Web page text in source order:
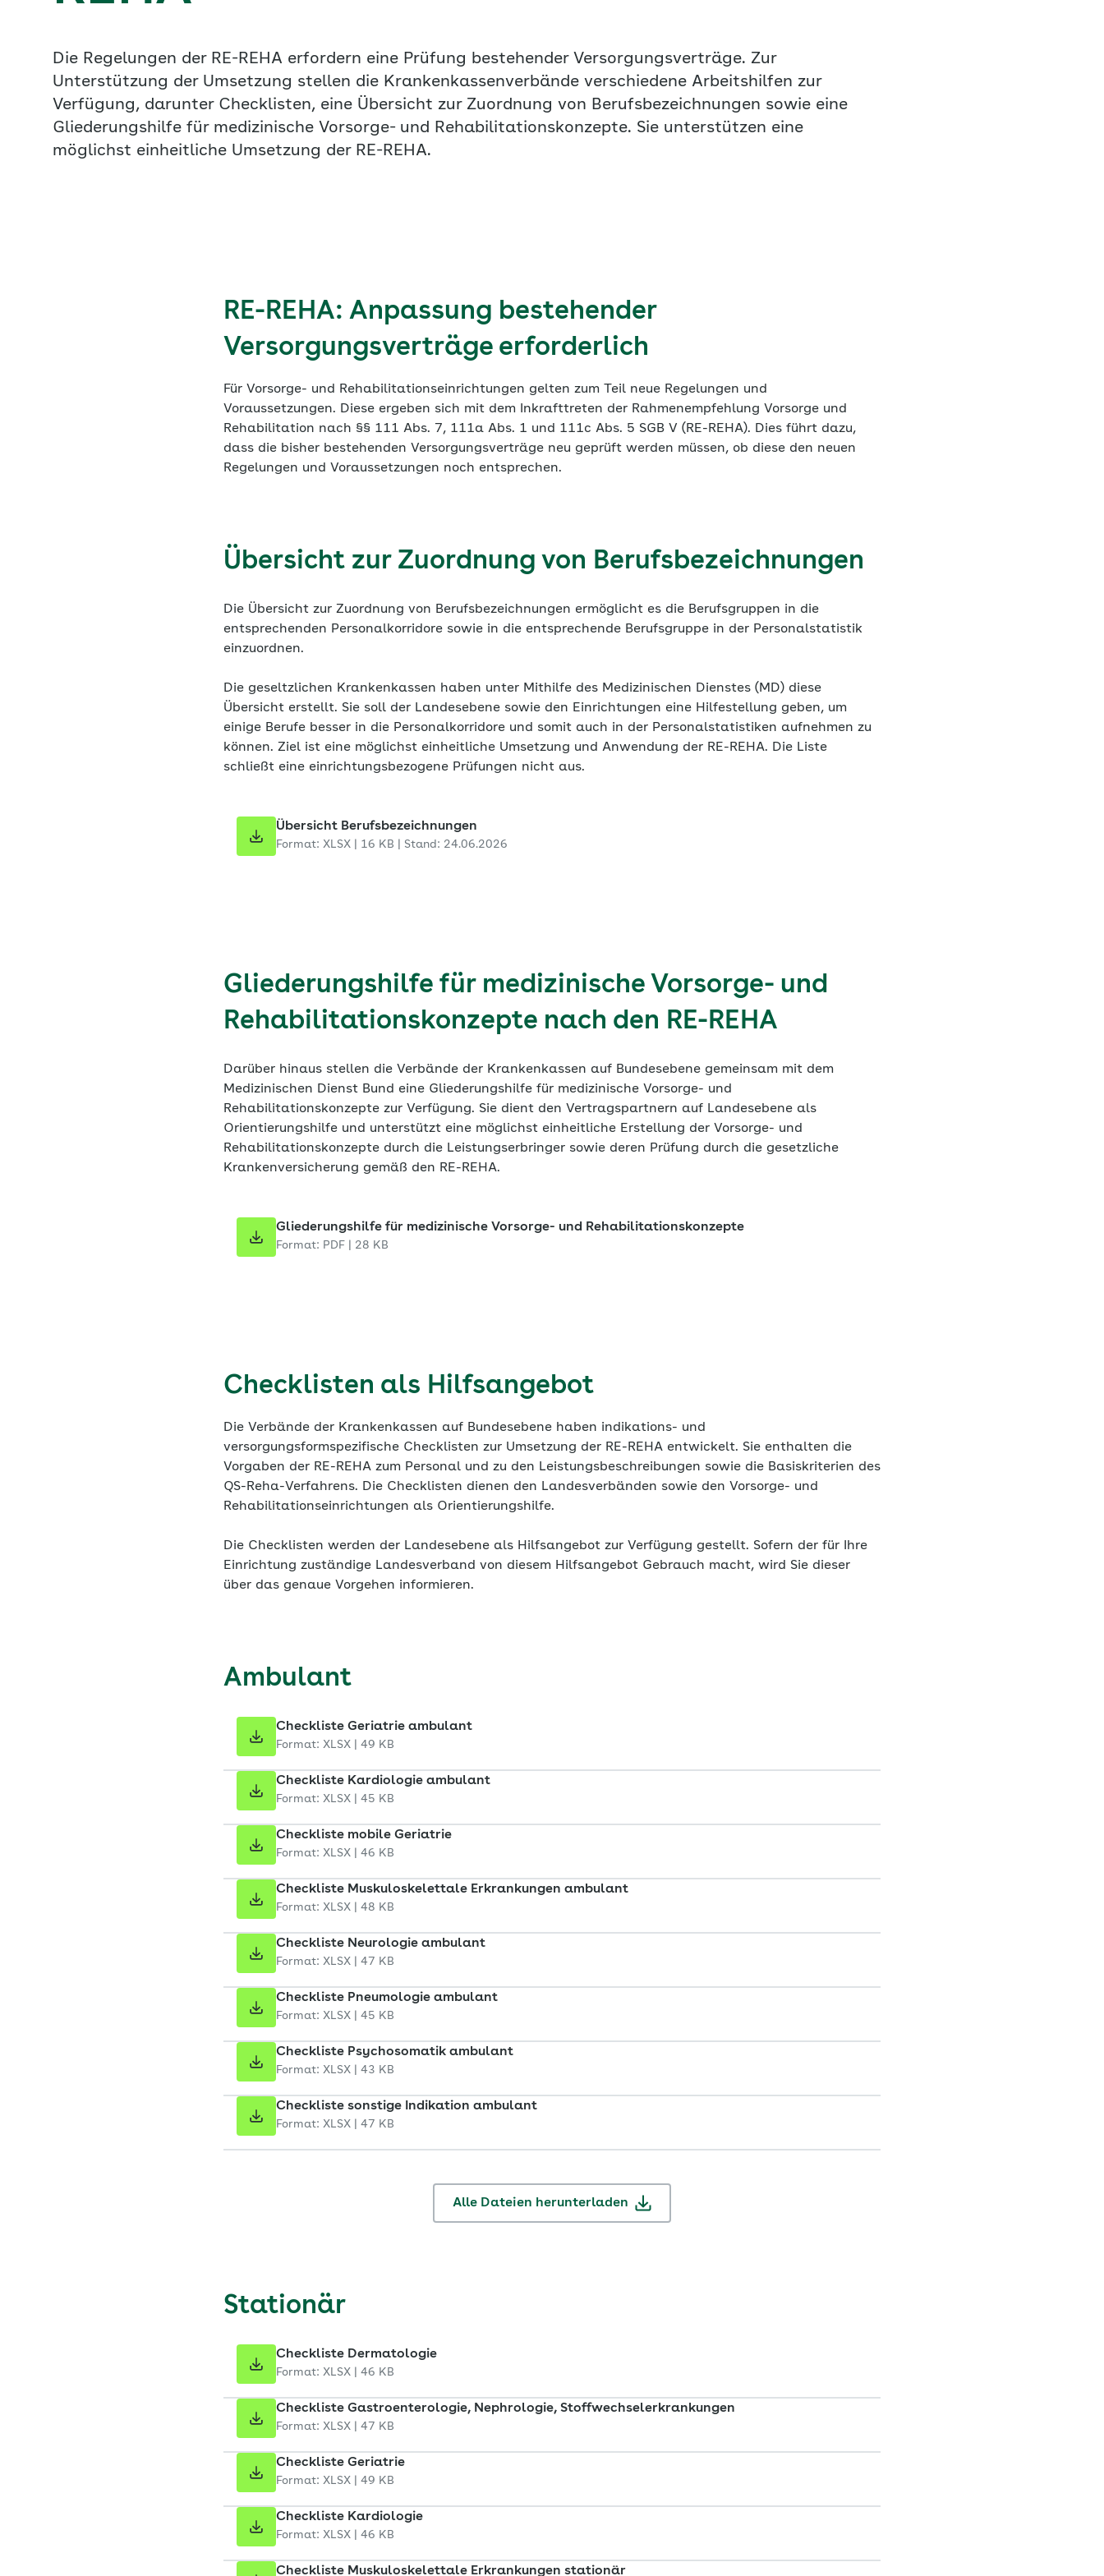
Die Regelungen der RE-REHA erfordern eine Prüfung bestehender Versorgungsverträge. Zur
Unterstützung der Umsetzung stellen die Krankenkassenverbände verschiedene Arbeitshilfen zur
Verfügung, darunter Checklisten, eine Übersicht zur Zuordnung von Berufsbezeichnungen sowie eine
Gliederungshilfe für medizinische Vorsorge- und Rehabilitationskonzepte. Sie unterstützen eine
möglichst einheitliche Umsetzung der RE-REHA.
RE-REHA: Anpassung bestehender
Versorgungsverträge erforderlich
Für Vorsorge- und Rehabilitationseinrichtungen gelten zum Teil neue Regelungen und
Voraussetzungen. Diese ergeben sich mit dem Inkrafttreten der Rahmenempfehlung Vorsorge und
Rehabilitation nach §§ 111 Abs. 7, 111a Abs. 1 und 111c Abs. 5 SGB V (RE-REHA). Dies führt dazu,
dass die bisher bestehenden Versorgungsverträge neu geprüft werden müssen, ob diese den neuen
Regelungen und Voraussetzungen noch entsprechen.
Übersicht zur Zuordnung von Berufsbezeichnungen
Die Übersicht zur Zuordnung von Berufsbezeichnungen ermöglicht es die Berufsgruppen in die
entsprechenden Personalkorridore sowie in die entsprechende Berufsgruppe in der Personalstatistik
einzuordnen.
Die geseltzlichen Krankenkassen haben unter Mithilfe des Medizinischen Dienstes (MD) diese
Übersicht erstellt. Sie soll der Landesebene sowie den Einrichtungen eine Hilfestellung geben, um
einige Berufe besser in die Personalkorridore und somit auch in der Personalstatistiken aufnehmen zu
können. Ziel ist eine möglichst einheitliche Umsetzung und Anwendung der RE-REHA. Die Liste
schließt eine einrichtungsbezogene Prüfungen nicht aus.
Übersicht Berufsbezeichnungen
Format: XLSX | 16 KB | Stand: 24.06.2026
Gliederungshilfe für medizinische Vorsorge- und
Rehabilitationskonzepte nach den RE-REHA
Darüber hinaus stellen die Verbände der Krankenkassen auf Bundesebene gemeinsam mit dem
Medizinischen Dienst Bund eine Gliederungshilfe für medizinische Vorsorge- und
Rehabilitationskonzepte zur Verfügung. Sie dient den Vertragspartnern auf Landesebene als
Orientierungshilfe und unterstützt eine möglichst einheitliche Erstellung der Vorsorge- und
Rehabilitationskonzepte durch die Leistungserbringer sowie deren Prüfung durch die gesetzliche
Krankenversicherung gemäß den RE-REHA.
Gliederungshilfe für medizinische Vorsorge- und Rehabilitationskonzepte
Format: PDF | 28 KB
Checklisten als Hilfsangebot
Die Verbände der Krankenkassen auf Bundesebene haben indikations- und
versorgungsformspezifische Checklisten zur Umsetzung der RE-REHA entwickelt. Sie enthalten die
Vorgaben der RE-REHA zum Personal und zu den Leistungsbeschreibungen sowie die Basiskriterien des
QS-Reha-Verfahrens. Die Checklisten dienen den Landesverbänden sowie den Vorsorge- und
Rehabilitationseinrichtungen als Orientierungshilfe.
Die Checklisten werden der Landesebene als Hilfsangebot zur Verfügung gestellt. Sofern der für Ihre
Einrichtung zuständige Landesverband von diesem Hilfsangebot Gebrauch macht, wird Sie dieser
über das genaue Vorgehen informieren.
Ambulant
Checkliste Geriatrie ambulant
Format: XLSX | 49 KB
Checkliste Kardiologie ambulant
Format: XLSX | 45 KB
Checkliste mobile Geriatrie
Format: XLSX | 46 KB
Checkliste Muskuloskelettale Erkrankungen ambulant
Format: XLSX | 48 KB
Checkliste Neurologie ambulant
Format: XLSX | 47 KB
Checkliste Pneumologie ambulant
Format: XLSX | 45 KB
Checkliste Psychosomatik ambulant
Format: XLSX | 43 KB
Checkliste sonstige Indikation ambulant
Format: XLSX | 47 KB
Alle Dateien herunterladen
Stationär
Checkliste Dermatologie
Format: XLSX | 46 KB
Checkliste Gastroenterologie, Nephrologie, Stoffwechselerkrankungen
Format: XLSX | 47 KB
Checkliste Geriatrie
Format: XLSX | 49 KB
Checkliste Kardiologie
Format: XLSX | 46 KB
Checkliste Muskuloskelettale Erkrankungen stationär